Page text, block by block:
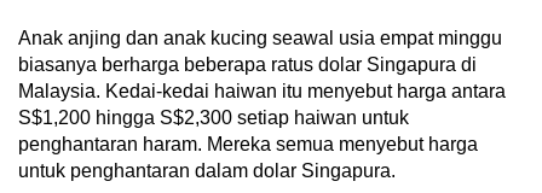
Anak anjing dan anak kucing seawal usia empat minggu
biasanya berharga beberapa ratus dolar Singapura di
Malaysia. Kedai-kedai haiwan itu menyebut harga antara
S$1,200 hingga S$2,300 setiap haiwan untuk
penghantaran haram. Mereka semua menyebut harga
untuk penghantaran dalam dolar Singapura.